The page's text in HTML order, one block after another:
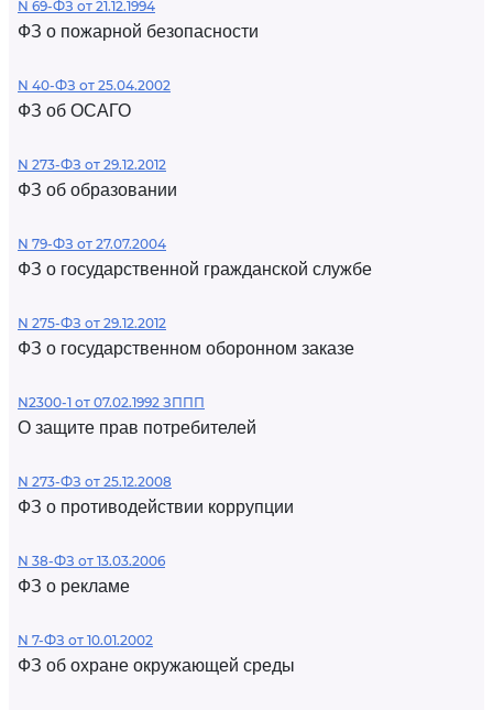
N 69-ФЗ от 21.12.1994
ФЗ о пожарной безопасности
N 40-ФЗ от 25.04.2002
ФЗ об ОСАГО
N 273-ФЗ от 29.12.2012
ФЗ об образовании
N 79-ФЗ от 27.07.2004
ФЗ о государственной гражданской службе
N 275-ФЗ от 29.12.2012
ФЗ о государственном оборонном заказе
N2300-1 от 07.02.1992 ЗППП
О защите прав потребителей
N 273-ФЗ от 25.12.2008
ФЗ о противодействии коррупции
N 38-ФЗ от 13.03.2006
ФЗ о рекламе
N 7-ФЗ от 10.01.2002
ФЗ об охране окружающей среды